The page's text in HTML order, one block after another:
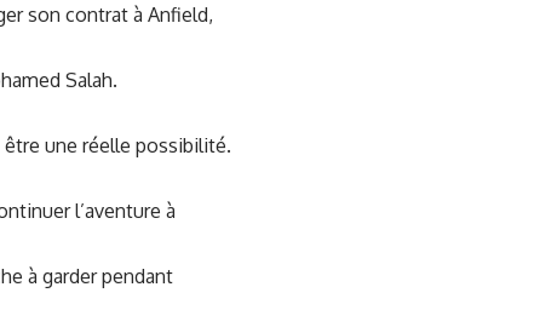
son contrat à Anfield,
Salah.
une réelle possibilité.
l’aventure à
à garder pendant